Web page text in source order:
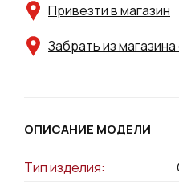
Привезти в магазин
Забрать из
ОПИСАНИЕ МОДЕЛИ
Тип изделия: